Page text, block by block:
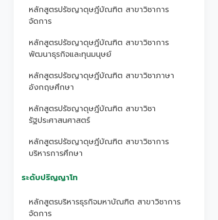
หลักสูตรปรัชญาดุษฎีบัณฑิต สาขาวิชาการ
จัดการ
หลักสูตรปรัชญาดุษฎีบัณฑิต สาขาวิชาการ
พัฒนาธุรกิจและทุนมนุษย์
หลักสูตรปรัชญาดุษฎีบัณฑิต สาขาวิชาภาษา
อังกฤษศึกษา
หลักสูตรปรัชญาดุษฎีบัณฑิต สาขาวิชา
รัฐประศาสนศาสตร์
หลักสูตรปรัชญาดุษฎีบัณฑิต สาขาวิชาการ
บริหารการศึกษา
ระดับปริญญาโท
หลักสูตรบริหารธุรกิจมหาบัณฑิต สาขาวิชาการ
จัดการ